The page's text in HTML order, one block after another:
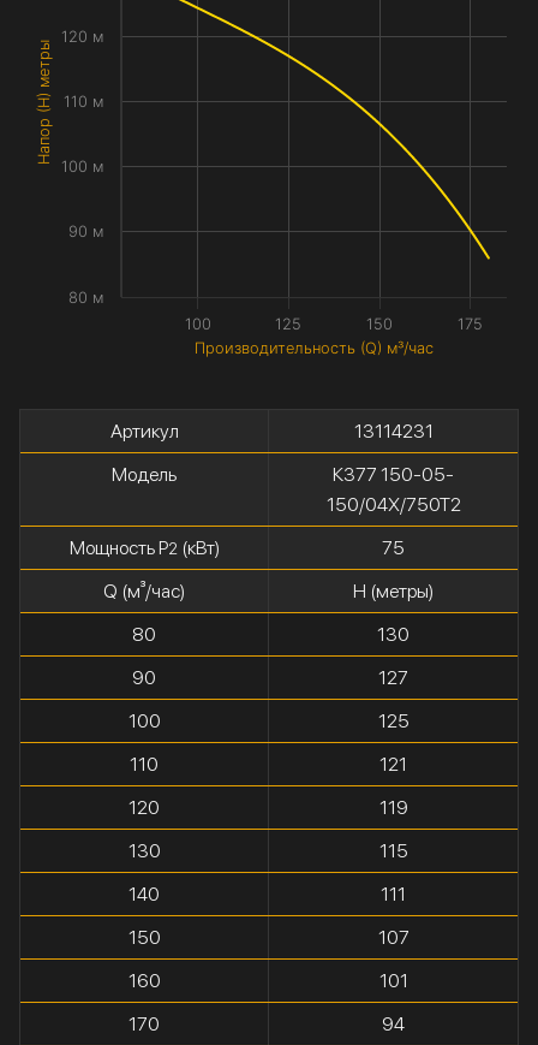
Производительность (Q) м³/час
Напор (H) метры
100 125 150 175
80 м
90 м
100 м
110 м
120 м
Артикул
13114231
Модель
К377 150-05-
150/04Х/750Т2
Мощность P2(кВт)
75
Q (м³/час)
H (метры)
80
130
90
127
100
125
110
121
120
119
130
115
140
111
150
107
160
101
170
94